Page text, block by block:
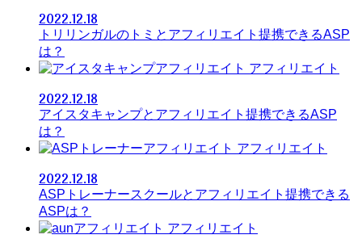
2022.12.18
トリリンガルのトミとアフィリエイト提携できるASP
は？
アフィリエイト
2022.12.18
アイスタキャンプとアフィリエイト提携できるASP
は？
アフィリエイト
2022.12.18
ASPトレーナースクールとアフィリエイト提携できる
ASPは？
アフィリエイト